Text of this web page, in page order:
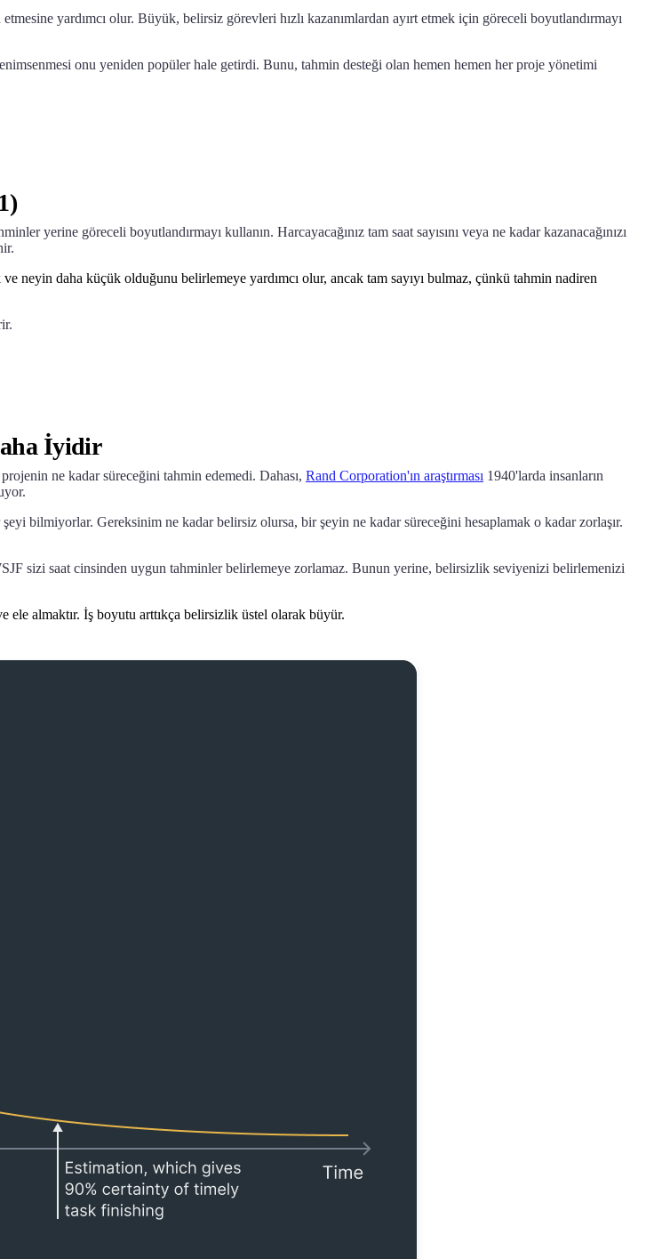
yardımcı olur. Büyük, belirsiz görevleri hızlı kazanımlardan ayırt etmek için göreceli boyutlandırmayı
onu yeniden popüler hale getirdi. Bunu, tahmin desteği olan hemen hemen her proje yönetimi
yerine göreceli boyutlandırmayı kullanın. Harcayacağınız tam saat sayısını veya ne kadar kazanacağınızı
neyin daha küçük olduğunu belirlemeye yardımcı olur, ancak tam sayıyı bulmaz, çünkü tahmin nadiren
İyidir
ne kadar süreceğini tahmin edemedi. Dahası, Rand Corporation'ın araştırması 1940'larda insanların
bilmiyorlar. Gereksinim ne kadar belirsiz olursa, bir şeyin ne kadar süreceğini hesaplamak o kadar zorlaşır.
sizi saat cinsinden uygun tahminler belirlemeye zorlamaz. Bunun yerine, belirsizlik seviyenizi belirlemenizi
ele almaktır. İş boyutu arttıkça belirsizlik üstel olarak büyür.